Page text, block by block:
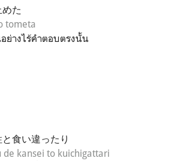
た
tometa
ย่างไร้คำตอบตรงนั้น
食い違ったり
de kansei to kuichigattari